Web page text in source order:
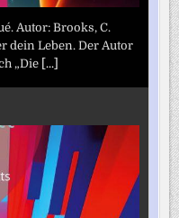
Autor: Brooks, C.
dein Leben. Der Autor
„Die [...]